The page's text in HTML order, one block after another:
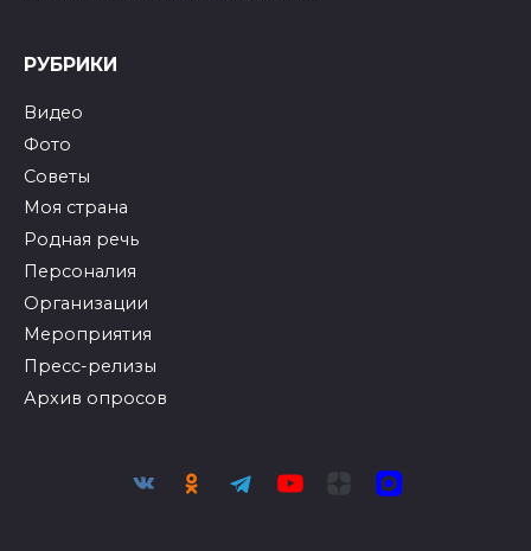
РУБРИКИ
Видео
Фото
Советы
Моя страна
Родная речь
Персоналия
Организации
Мероприятия
Пресс-релизы
Архив опросов